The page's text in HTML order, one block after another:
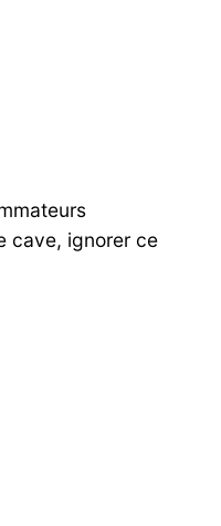
cave, ignorer ce